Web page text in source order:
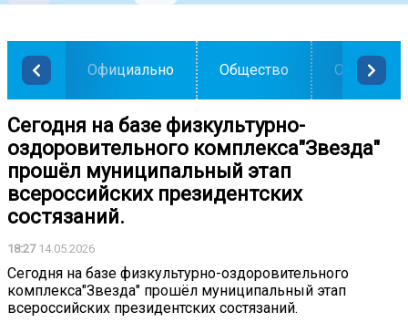
Официально Общество
Сегодня на базе физкультурно-
оздоровительного комплекса"Звезда"
прошёл муниципальный этап
всероссийских президентских
состязаний.
18:2714.05.2026
Сегодня на базе физкультурно-оздоровительного
комплекса"Звезда" прошёл муниципальный этап
всероссийских президентских состязаний.